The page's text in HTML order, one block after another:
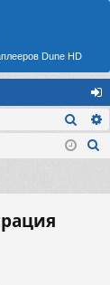
Dune HD
хо
д